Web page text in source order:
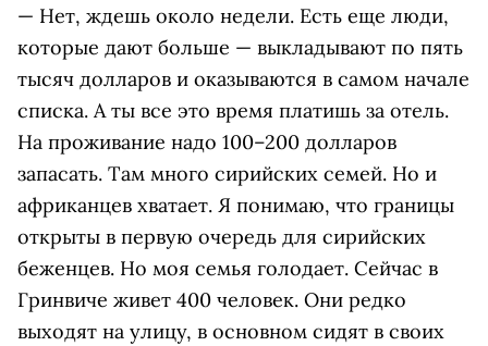
— Нет, ждешь около недели. Есть еще люди,
которые дают больше — выкладывают по пять
тысяч долларов и оказываются в самом начале
списка. А ты все это время платишь за отель.
На проживание надо 100–200 долларов
запасать. Там много сирийских семей. Но и
африканцев хватает. Я понимаю, что границы
открыты в первую очередь для сирийских
беженцев. Но моя семья голодает. Сейчас в
Гринвиче живет 400 человек. Они редко
выходят на улицу, в основном сидят в своих